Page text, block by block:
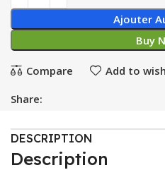
Ajouter
Buy
Compare Add to
Share:
DESCRIPTION
Description